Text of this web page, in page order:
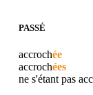
PASSÉ
accrochée
accrochées
ne s'étant pas